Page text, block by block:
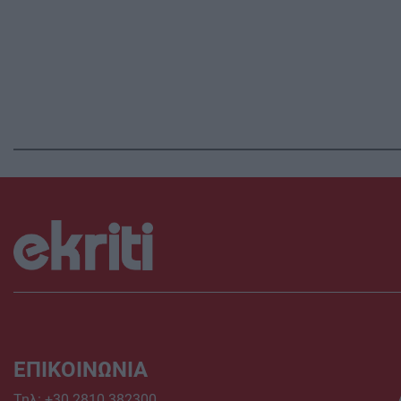
ΕΠΙΚΟΙΝΩΝΙΑ